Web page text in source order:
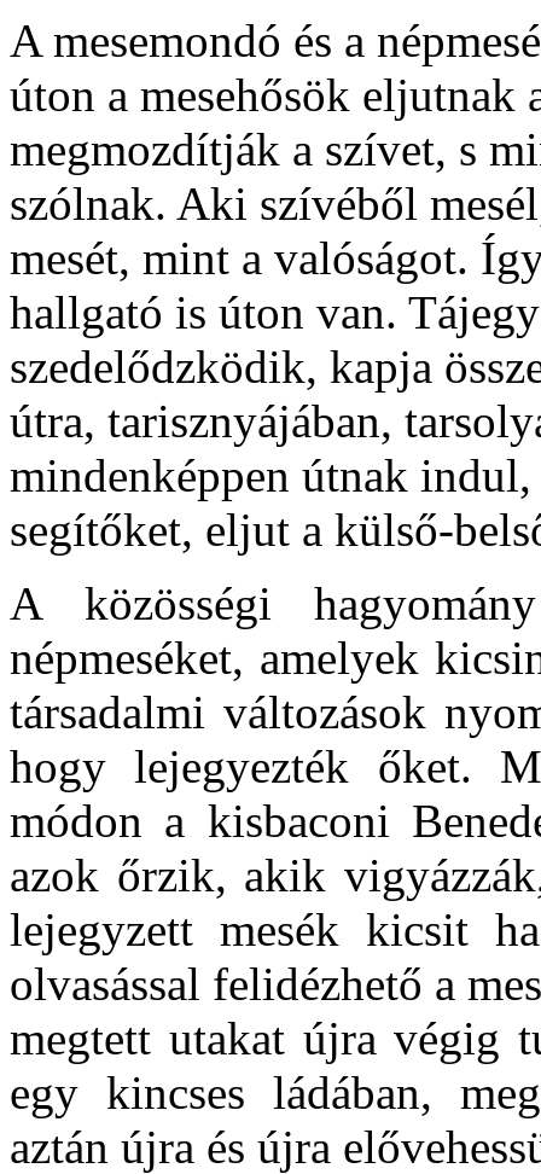
A mesemondó és a
úton a mesehősök eljutnak
megmozdítják a szívet, s
szólnak. Aki szívéből
mesét, mint a valóságot.
hallgató is úton van.
szedelődzködik, kapja
útra, tarisznyájában,
mindenképpen útnak
segítőket, eljut a külső-
A közösségi
népmeséket, amelyek
társadalmi változások
hogy lejegyezték őket.
módon a kisbaconi
azok őrzik, akik
lejegyzett mesék kicsit
olvasással felidézhető a
megtett utakat újra végig
egy kincses ládában,
aztán újra és újra